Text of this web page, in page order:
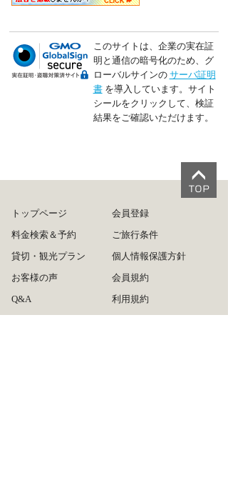
このサイトは、企業の実在証
明と通信の暗号化のため、グ
ローバルサインの サーバ証明
書を導入しています。サイト
シールをクリックして、検証
結果をご確認いただけます。
トップページ
料金検索＆予約
貸切・観光プラン
お客様の声
Q&A
会員登録
ご旅行条件
個人情報保護方針
会員規約
利用規約